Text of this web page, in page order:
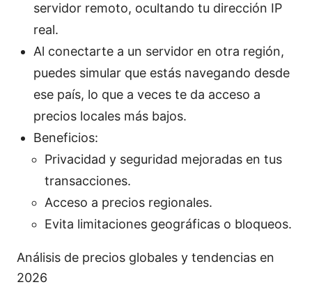
servidor remoto, ocultando tu dirección IP
real.
Al conectarte a un servidor en otra región,
puedes simular que estás navegando desde
ese país, lo que a veces te da acceso a
precios locales más bajos.
Beneficios:
Privacidad y seguridad mejoradas en tus
transacciones.
Acceso a precios regionales.
Evita limitaciones geográficas o bloqueos.
Análisis de precios globales y tendencias en
2026